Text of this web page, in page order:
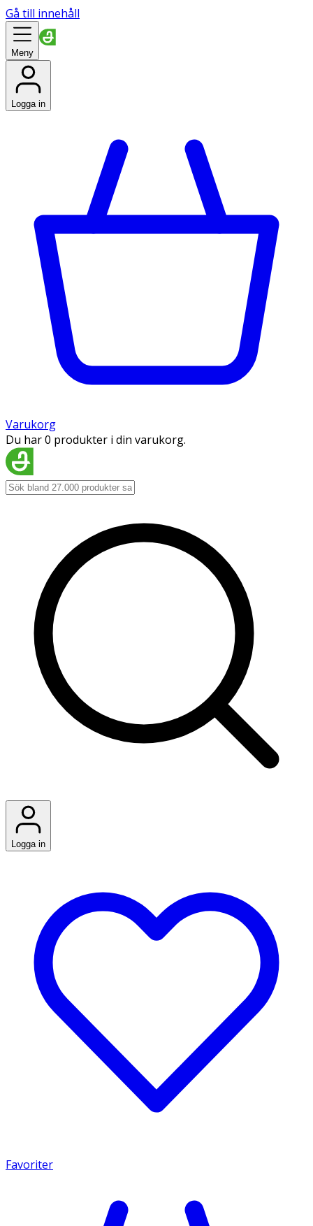
Gå till innehåll
Meny
Logga in
Varukorg
Du har 0 produkter i din varukorg.
Logga in
Favoriter